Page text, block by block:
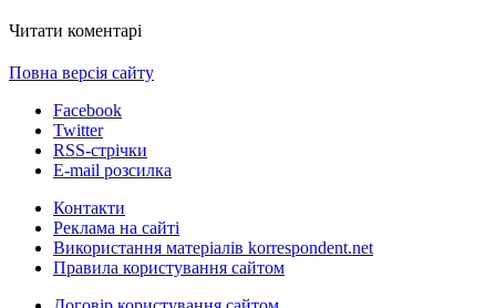
Читати коментарі
Повна версія сайту
Facebook
Twitter
RSS-стрічки
E-mail розсилка
Контакти
Реклама на сайті
Використання матеріалів korrespondent.net
Правила користування сайтом